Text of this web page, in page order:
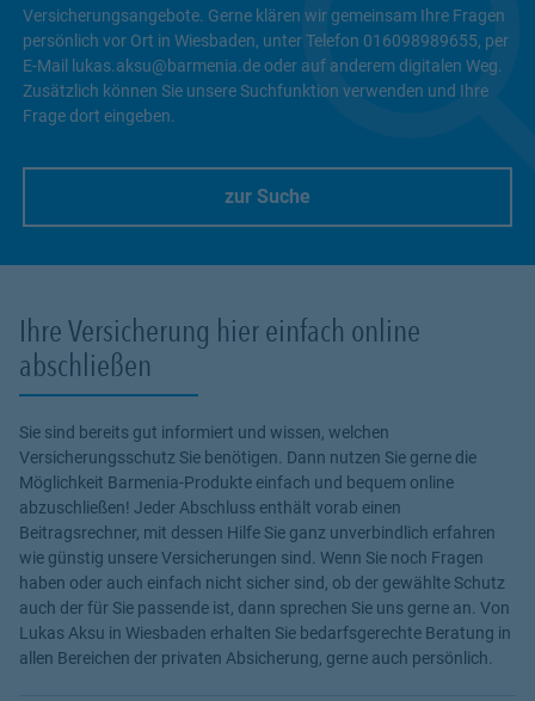
Versicherungsangebote. Gerne klären wir gemeinsam Ihre Fragen
persönlich vor Ort in Wiesbaden, unter Telefon 016098989655, per
E-Mail lukas.aksu@barmenia.de oder auf anderem digitalen Weg.
Zusätzlich können Sie unsere Suchfunktion verwenden und Ihre
Frage dort eingeben.
zur Suche
Ihre Versicherung hier einfach online
abschließen
Sie sind bereits gut informiert und wissen, welchen
Versicherungsschutz Sie benötigen. Dann nutzen Sie gerne die
Möglichkeit Barmenia-Produkte einfach und bequem online
abzuschließen! Jeder Abschluss enthält vorab einen
Beitragsrechner, mit dessen Hilfe Sie ganz unverbindlich erfahren
wie günstig unsere Versicherungen sind. Wenn Sie noch Fragen
haben oder auch einfach nicht sicher sind, ob der gewählte Schutz
auch der für Sie passende ist, dann sprechen Sie uns gerne an. Von
Lukas Aksu in Wiesbaden erhalten Sie bedarfsgerechte Beratung in
allen Bereichen der privaten Absicherung, gerne auch persönlich.